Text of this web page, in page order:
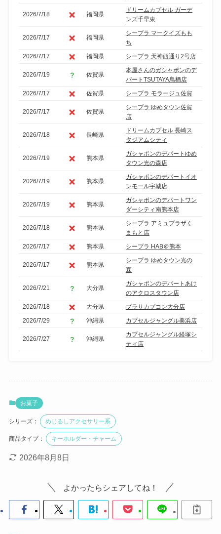
2026/7/18 福岡県
ドリームカプセル ガーデ
ンズ千早東
2026/7/17 福岡県
シープラ マークイズもも
ち
2026/7/17
福岡県 シープラ 天神西通り2号店
2026/7/19 佐賀県
本屋さんのガシャポンのデ
パートTSUTAYA鳥栖店
2026/7/17
佐賀県 シープラ モラージュ佐賀
2026/7/17 佐賀県
シープラ ゆめタウン佐賀
店
2026/7/18 長崎県
ドリームカプセル 長崎ス
タジアムシティ
2026/7/19 熊本県
ガシャポンのデパートゆめ
タウン光の森店
2026/7/19 熊本県
ガシャポンのデパートイオ
ンモール宇城店
2026/7/19 熊本県
ガシャポンのデパートワン
ダーシティ南熊本店
2026/7/18 熊本県
シープラ アミュプラザく
まもと店
2026/7/17
熊本県 シープラ HAB＠熊本
2026/7/17 熊本県
シープラ ゆめタウン光の
森
2026/7/21 大分県
ガシャポンのデパートあけ
のアクロスタウン店
2026/7/18
大分県
プラサカプコン大分店
2026/7/29
沖縄県 カプセルジャングル美浜店
2026/7/27 沖縄県
カプセルジャングル経塚シ
ティ店
お菓子
シリーズ： めじるしアクセサリー系
商品タイプ： キーホルダー・チャーム
2026年8月8日
よかったらシェアしてね！